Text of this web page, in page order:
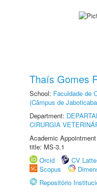
Thaís Gomes
School: Faculdade de
(Câmpus de
Department:
CIRURGIA
Academic
title: MS-3.1
Orcid
CV
Scopus
Repositório